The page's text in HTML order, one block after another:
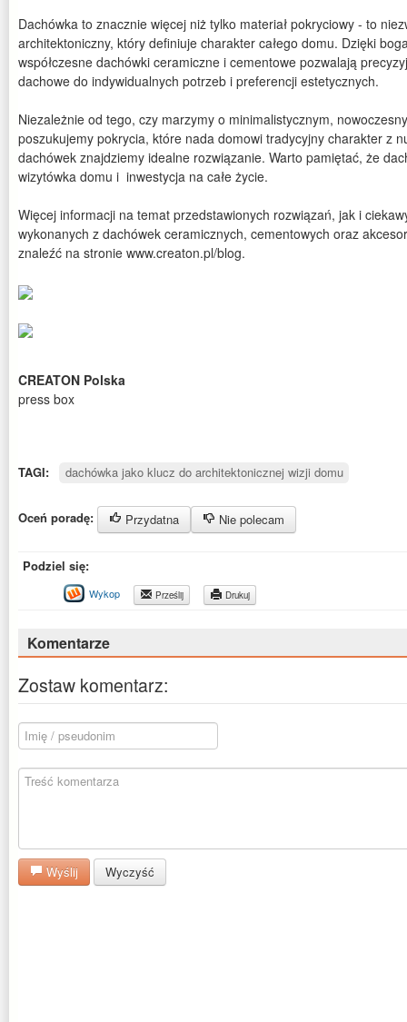
Dachówka to znacznie więcej niż tylko materiał pokryciowy - to
architektoniczny, który definiuje charakter całego domu. Dzięki
współczesne dachówki ceramiczne i cementowe pozwalają
dachowe do indywidualnych potrzeb i preferencji estetycznych.
Niezależnie od tego, czy marzymy o minimalistycznym,
poszukujemy pokrycia, które nada domowi tradycyjny charakter z
dachówek znajdziemy idealne rozwiązanie. Warto pamiętać, że
wizytówka domu i inwestycja na całe życie.
Więcej informacji na temat przedstawionych rozwiązań, jak i
wykonanych z dachówek ceramicznych, cementowych oraz
znaleźć na stronie www.creaton.pl/blog.
CREATON Polska
press box
TAGI: dachówka jako klucz do architektonicznej wizji domu
Oceń poradę: Przydatna Nie polecam
Podziel się:
Wykop Prześlij Drukuj
Komentarze
Zostaw komentarz:
Wyślij Wyczyść